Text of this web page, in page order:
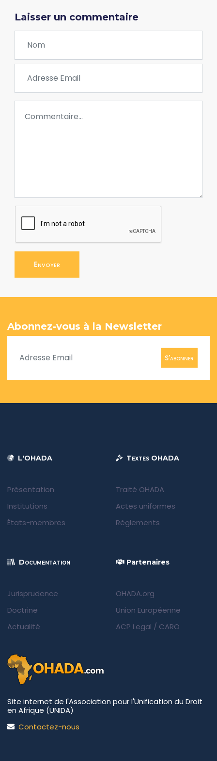
Laisser un commentaire
Envoyer
Abonnez-vous à la Newsletter
S'abonner
L'OHADA
Présentation
Institutions
États-membres
Textes OHADA
Traité OHADA
Actes uniformes
Règlements
Documentation
Jurisprudence
Doctrine
Actualité
Partenaires
OHADA.org
Union Européenne
ACP Legal / CARO
Site internet de l'Association pour l'Unification du Droit
en Afrique (UNIDA)
Contactez-nous